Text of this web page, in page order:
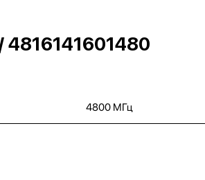
4816141601480
4800 МГц